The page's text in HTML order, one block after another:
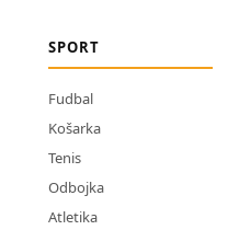
SPORT
Fudbal
Košarka
Tenis
Odbojka
Atletika